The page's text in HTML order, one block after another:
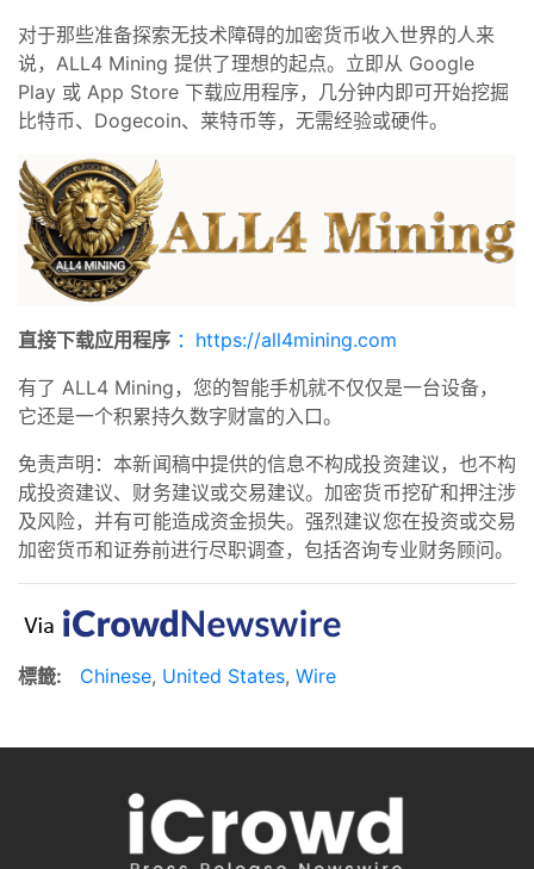
对于那些准备探索无技术障碍的加密货币收入世界的人来
说，ALL4 Mining 提供了理想的起点。立即从 Google
Play 或 App Store 下载应用程序，几分钟内即可开始挖掘
比特币、Dogecoin、莱特币等，无需经验或硬件。
直接下载应用程序 ：https://all4mining.com
有了 ALL4 Mining，您的智能手机就不仅仅是一台设备，
它还是一个积累持久数字财富的入口。
免责声明：本新闻稿中提供的信息不构成投资建议，也不构
成投资建议、财务建议或交易建议。加密货币挖矿和押注涉
及风险，并有可能造成资金损失。强烈建议您在投资或交易
加密货币和证券前进行尽职调查，包括咨询专业财务顾问。
標籤: Chinese, United States, Wire